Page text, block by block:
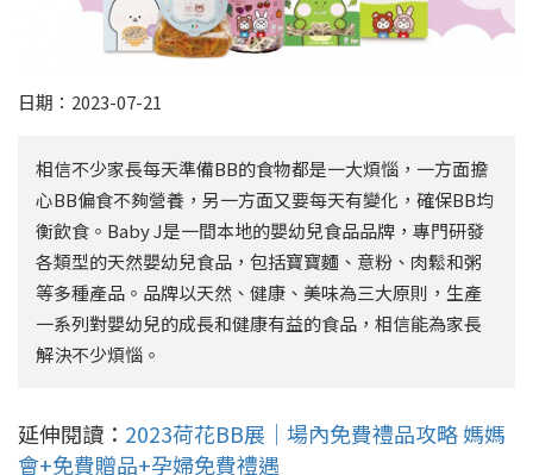
日期：2023-07-21
相信不少家長每天準備BB的食物都是一大煩惱，一方面擔
心BB偏食不夠營養，另一方面又要每天有變化，確保BB均
衡飲食。Baby J是一間本地的嬰幼兒食品品牌，專門研發
各類型的天然嬰幼兒食品，包括寶寶麵、意粉、肉鬆和粥
等多種產品。品牌以天然、健康、美味為三大原則，生產
一系列對嬰幼兒的成長和健康有益的食品，相信能為家長
解決不少煩惱。
延伸閱讀： 2023荷花BB展｜場內免費禮品攻略 媽媽
會+免費贈品+孕婦免費禮遇